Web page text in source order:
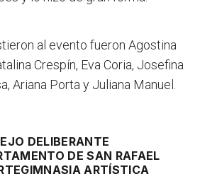
al evento fueron Agostina
Crespín, Eva Coria, Josefina
Ariana Porta y Juliana Manuel.
DELIBERANTE
DE SAN RAFAEL
GIMNASIA ARTÍSTICA